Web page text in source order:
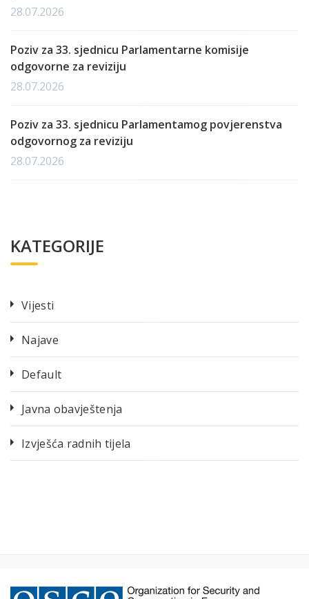
28.07.2026
Poziv za 33. sjednicu Parlamentarne komisije
odgovorne za reviziju
28.07.2026
Poziv za 33. sjednicu Parlamentamog povjerenstva
odgovornog za reviziju
28.07.2026
KATEGORIJE
Vijesti
Najave
Default
Javna obavještenja
Izvješća radnih tijela